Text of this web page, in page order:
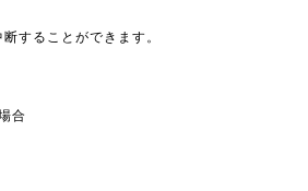
することができます。
合